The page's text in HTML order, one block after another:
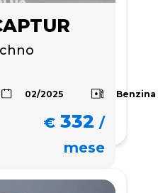
02/2025 Benzina
€ 332 /
mese